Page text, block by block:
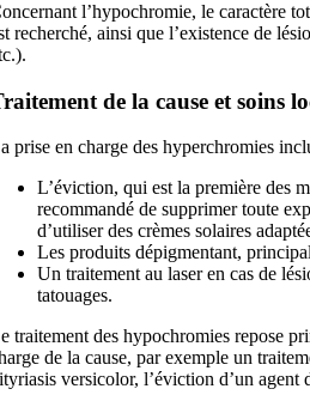
l’hypochromie, le caractère
recherché, ainsi que l’existence de
de la cause et soins
prise en charge des hyperchromies
L’éviction, qui est la première des
recommandé de supprimer toute
d’utiliser des crèmes solaires
Les produits dépigmentant,
Un traitement au laser en cas de
tatouages.
traitement des hypochromies repose
de la cause, par exemple un
versicolor, l’éviction d’un agent